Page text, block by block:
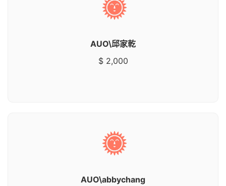
AUO\邱家乾
$ 2,000
AUO\abbychang